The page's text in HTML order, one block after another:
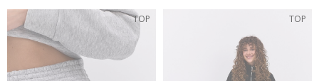
TOP TOP